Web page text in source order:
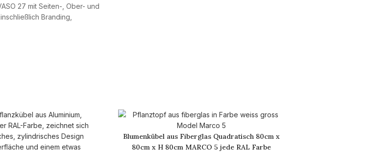
Blumenkübel aus Fiberglas Quadratisch 80cm x
80cm x H 80cm MARCO 5 jede RAL Farbe